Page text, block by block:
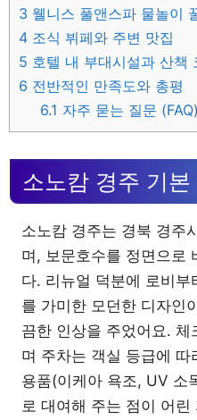
3 웰니스 풀앤스파 물놀이
4 조식 뷔페와 주변 맛집
5 호텔 내 부대시설과 산책
6 전반적인 만족도와 총평
6.1 자주 묻는 질문 (FAQ)
소노캄 경주 기
소노캄 경주는 경북 경주
며, 보문호수를 정면으로
다. 리뉴얼 덕분에 로비
를 가미한 모던한 디자인
끔한 인상을 주었어요. 체
며 주차는 객실 등급에 따
용품(이케아 욕조, UV 소
로 대여해 주는 점이 어